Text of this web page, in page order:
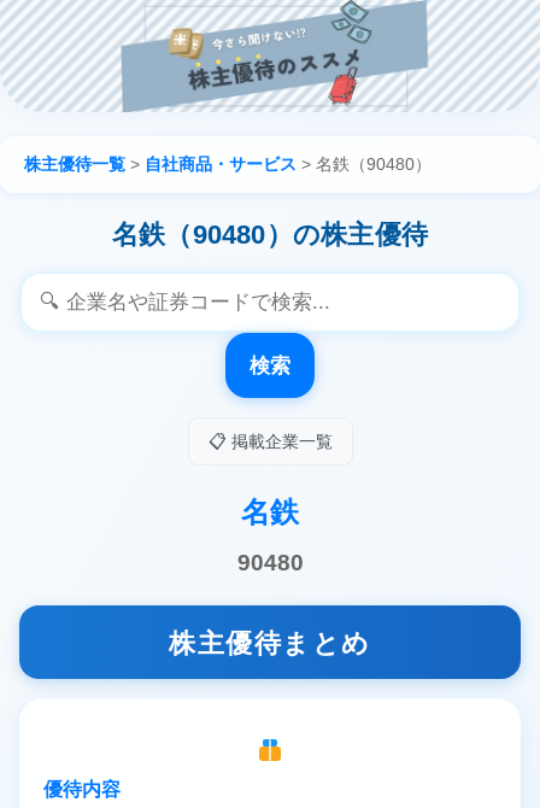
株主優待一覧 > 自社商品・サービス > 名鉄（90480）
名鉄（90480）の株主優待
検索
📋 掲載企業一覧
名鉄
90480
株主優待まとめ
優待内容